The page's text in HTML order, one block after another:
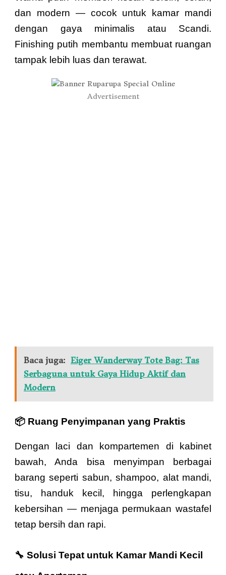
dan modern — cocok untuk kamar mandi
dengan gaya minimalis atau Scandi.
Finishing putih membantu membuat ruangan
tampak lebih luas dan terawat.
Advertisement
Baca juga: Eiger Wanderway Tote Bag: Tas
Serbaguna untuk Gaya Hidup Aktif dan
Modern
📦 Ruang Penyimpanan yang Praktis
Dengan laci dan kompartemen di kabinet
bawah, Anda bisa menyimpan berbagai
barang seperti sabun, shampoo, alat mandi,
tisu, handuk kecil, hingga perlengkapan
kebersihan — menjaga permukaan wastafel
tetap bersih dan rapi.
🔧 Solusi Tepat untuk Kamar Mandi Kecil